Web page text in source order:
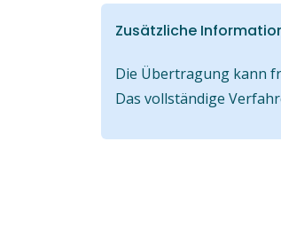
Zusätzliche
Die Übertragung kann
Das vollständige